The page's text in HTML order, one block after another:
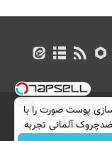
تماس با ما
بازرگانی
پوست صورت را با
آلمانی تجربه